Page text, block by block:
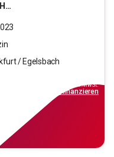
/ Egelsbach
inkl.MwSt.
finanzieren